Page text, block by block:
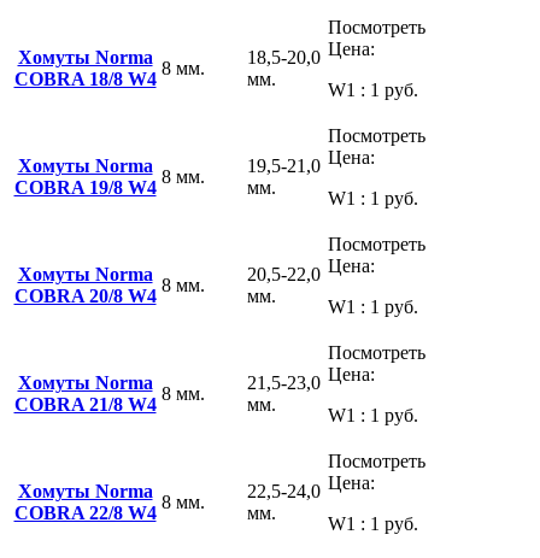
Хомуты Norma
COBRA 18/8 W4
8 мм.
18,5-20,0
мм.
Посмотреть
Цена:
W1 : 1 руб.
Хомуты Norma
COBRA 19/8 W4
8 мм.
19,5-21,0
мм.
Посмотреть
Цена:
W1 : 1 руб.
Хомуты Norma
COBRA 20/8 W4
8 мм.
20,5-22,0
мм.
Посмотреть
Цена:
W1 : 1 руб.
Хомуты Norma
COBRA 21/8 W4
8 мм.
21,5-23,0
мм.
Посмотреть
Цена:
W1 : 1 руб.
Хомуты Norma
COBRA 22/8 W4
8 мм.
22,5-24,0
мм.
Посмотреть
Цена:
W1 : 1 руб.